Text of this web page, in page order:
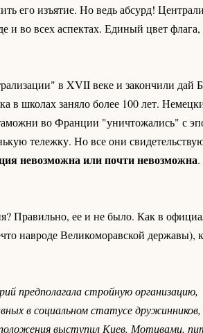
его изъятие. Но ведь абсурд!
и во всех аспектах. Единый цвет
в XVII веке и закончили дай
в школах заняло более 100 лет.
во Франции "уничтожались" с
тележку. Но все они
невозможна или почти невозможна
Правильно, ее и не было. Как в
навроде Великоморавской державы),
предполагала стройную организацию,
в социальном статусе
положения выступил Киев. Мотивами,